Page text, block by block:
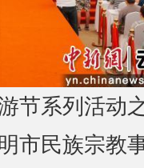
系列活动
市民族宗教